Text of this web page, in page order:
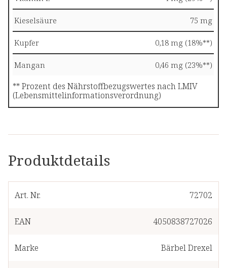
Produktdetails
Art. Nr. 72702
EAN 4050838727026
Marke Bärbel Drexel
Kieselsäure 75 mg
Kupfer 0,18 mg (18%**)
Mangan 0,46 mg (23%**)
** Prozent des Nährstoffbezugswertes nach LMIV
(Lebensmittelinformationsverordnung)